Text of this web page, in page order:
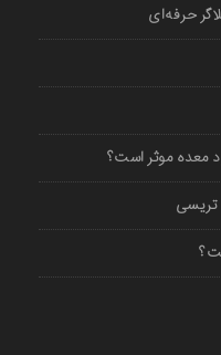
حرفه‌ای
معده موثر است؟